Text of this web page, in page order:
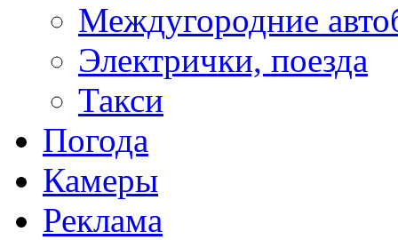
Междугородние
Электрички, поезда
Такси
Погода
Камеры
Реклама